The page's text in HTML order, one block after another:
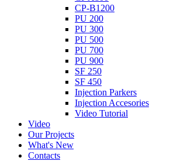
CP-B1200
PU 200
PU 300
PU 500
PU 700
PU 900
SF 250
SF 450
Injection Parkers
Injection Accesories
Video Tutorial
Video
Our Projects
What's New
Contacts